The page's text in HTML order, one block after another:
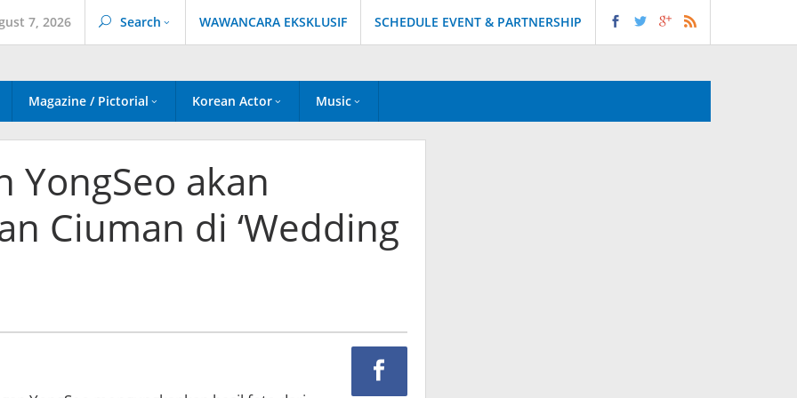
7, 2026 Search WAWANCARA EKSKLUSIF SCHEDULE EVENT & PARTNERSHIP
Magazine / Pictorial Korean Actor Music
YongSeo akan
Ciuman di ‘Wedding